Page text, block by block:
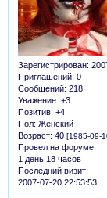
Зарегистрирован:
Приглашений: 0
Сообщений: 218
Уважение: +3
Позитив: +4
Пол: Женский
Возраст: 40 [1985-09-
Провел на форуме:
1 день 18 часов
Последний визит:
2007-07-20 22:53:53